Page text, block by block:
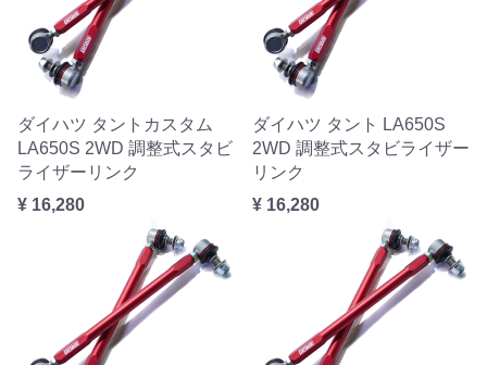
ダイハツ タントカスタム
LA650S 2WD 調整式スタビ
ライザーリンク
¥ 16,280
ダイハツ タント LA650S
2WD 調整式スタビライザー
リンク
¥ 16,280